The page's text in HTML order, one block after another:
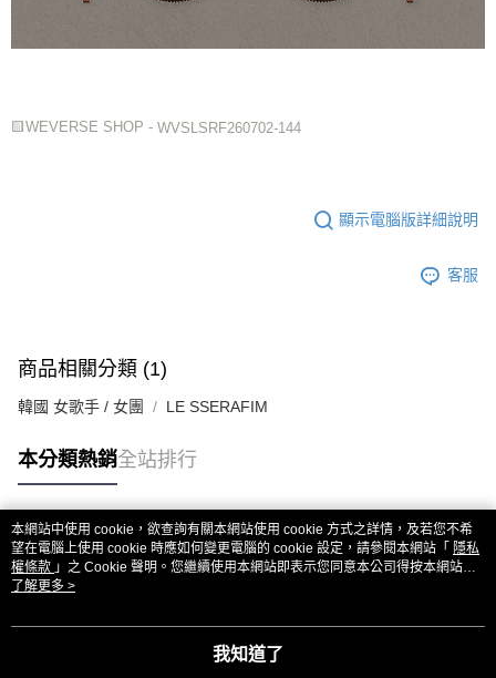
🟨WEVERSE SHOP - WVSLSRF260702-144
顯示電腦版詳細說明
客服
商品相關分類 (1)
韓國 女歌手 / 女團 LE SSERAFIM
本分類熱銷全站排行
熱門標籤
本網站中使用 cookie，欲查詢有關本網站使用 cookie 方式之詳情，及若您不希
望在電腦上使用 cookie 時應如何變更電腦的 cookie 設定，請參閱本網站「 隱私
權條款 」之 Cookie 聲明。您繼續使用本網站即表示您同意本公司得按本網站使
用條款之 Cookie 聲明使用 cookie。
了解更多 >
我知道了